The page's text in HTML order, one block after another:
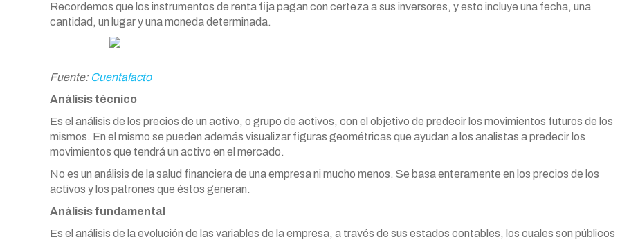
Recordemos que los instrumentos de renta fija pagan con certeza a sus inversores, y esto incluye una fecha, una
cantidad, un lugar y una moneda determinada.
Fuente: Cuentafacto
Análisis técnico
Es el análisis de los precios de un activo, o grupo de activos, con el objetivo de predecir los movimientos futuros de los
mismos. En el mismo se pueden además visualizar figuras geométricas que ayudan a los analistas a predecir los
movimientos que tendrá un activo en el mercado.
No es un análisis de la salud financiera de una empresa ni mucho menos. Se basa enteramente en los precios de los
activos y los patrones que éstos generan.
Análisis fundamental
Es el análisis de la evolución de las variables de la empresa, a través de sus estados contables, los cuales son públicos